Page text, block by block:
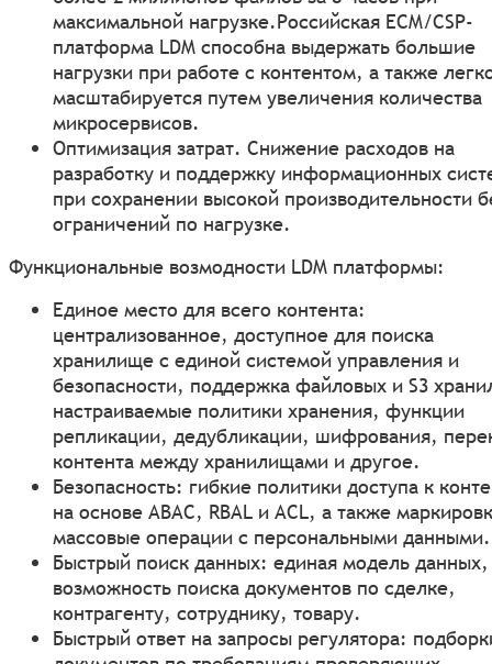
максимальной нагрузке.Российская ECM/CSP-
платформа LDM способна выдержать большие
нагрузки при работе с контентом, а также
масштабируется путем увеличения количества
микросервисов.
Оптимизация затрат. Снижение расходов на
разработку и поддержку информационных
при сохранении высокой производительности
ограничений по нагрузке.
Функциональные возмодности LDM платформы:
Единое место для всего контента:
централизованное, доступное для поиска
хранилище с единой системой управления и
безопасности, поддержка файловых и S3
настраиваемые политики хранения, функции
репликации, дедубликации, шифрования,
контента между хранилищами и другое.
Безопасность: гибкие политики доступа к
на основе ABAC, RBAL и ACL, а также
массовые операции с персональными данными.
Быстрый поиск данных: единая модель данных,
возможность поиска документов по сделке,
контрагенту, сотруднику, товару.
Быстрый ответ на запросы регулятора: